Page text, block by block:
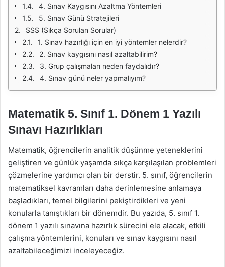
4. Sınav Kaygısını Azaltma Yöntemleri
5. Sınav Günü Stratejileri
SSS (Sıkça Sorulan Sorular)
1. Sınav hazırlığı için en iyi yöntemler nelerdir?
2. Sınav kaygısını nasıl azaltabilirim?
3. Grup çalışmaları neden faydalıdır?
4. Sınav günü neler yapmalıyım?
Matematik 5. Sınıf 1. Dönem 1 Yazılı
Sınavı Hazırlıkları
Matematik, öğrencilerin analitik düşünme yeteneklerini
geliştiren ve günlük yaşamda sıkça karşılaşılan problemleri
çözmelerine yardımcı olan bir derstir. 5. sınıf, öğrencilerin
matematiksel kavramları daha derinlemesine anlamaya
başladıkları, temel bilgilerini pekiştirdikleri ve yeni
konularla tanıştıkları bir dönemdir. Bu yazıda, 5. sınıf 1.
dönem 1 yazılı sınavına hazırlık sürecini ele alacak, etkili
çalışma yöntemlerini, konuları ve sınav kaygısını nasıl
azaltabileceğimizi inceleyeceğiz.